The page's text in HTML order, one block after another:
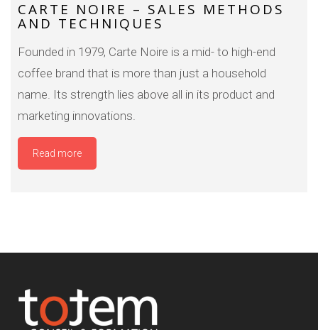
CARTE NOIRE – SALES METHODS
AND TECHNIQUES
Founded in 1979, Carte Noire is a mid- to high-end
coffee brand that is more than just a household
name. Its strength lies above all in its product and
marketing innovations.
Read more